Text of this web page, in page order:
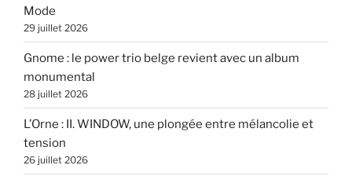
Mode
29 juillet 2026
Gnome : le power trio belge revient avec un album
monumental
28 juillet 2026
L’Orne : II. WINDOW, une plongée entre mélancolie et
tension
26 juillet 2026